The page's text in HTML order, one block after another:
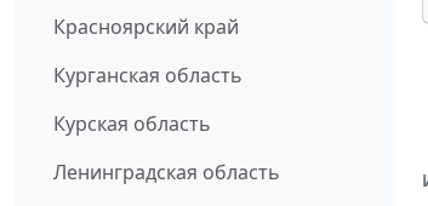
Красноярский край
Курганская область
Курская область
Ленинградская область